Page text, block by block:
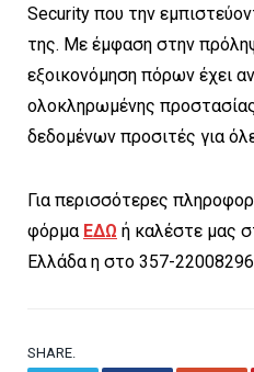
Security που την
της. Με έμφαση στην
εξοικονόμηση πόρων έχει
ολοκληρωμένης
δεδομένων προσιτές για
Για περισσότερες
φόρμα ΕΔΩ ή καλέστε μας
Ελλάδα η στο 357-
SHARE.